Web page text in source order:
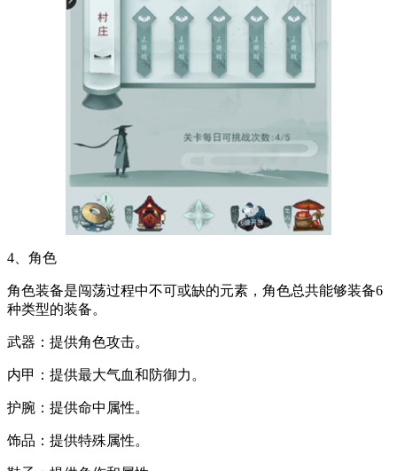
4、角色
角色装备是闯荡过程中不可或缺的元素，角色总共能够装备6
种类型的装备。
武器：提供角色攻击。
内甲：提供最大气血和防御力。
护腕：提供命中属性。
饰品：提供特殊属性。